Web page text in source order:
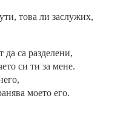
това ли заслужих,
са разделени,
си ти за мене.
моето его.